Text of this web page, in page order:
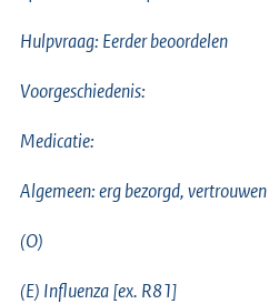
Hulpvraag: Eerder beoordelen
Voorgeschiedenis:
Medicatie:
Algemeen: erg bezorgd,
(O)
(E) Influenza [ex. R81]